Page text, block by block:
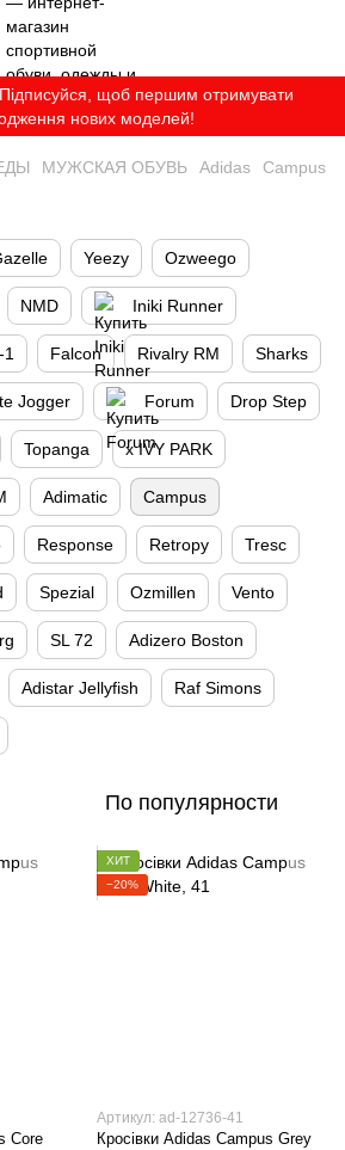
щоб першим отримувати
нових моделей!
МУЖСКАЯ ОБУВЬ Adidas Campus
Yeezy Ozweego
NMD Iniki Runner
Falcon Rivalry RM Sharks
Jogger Forum Drop Step
Topanga x IVY PARK
Adimatic Campus
Response Retropy Tresc
Spezial Ozmillen Vento
SL 72 Adizero Boston
Adistar Jellyfish Raf Simons
По популярности
Core
ХИТ
−20%
Артикул: ad-12736-41
Кросівки Adidas Campus Grey